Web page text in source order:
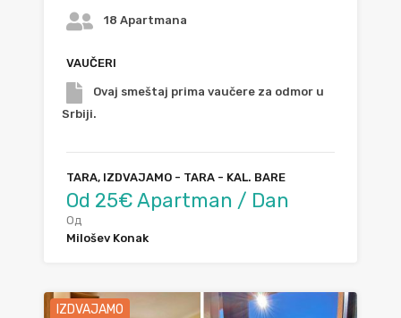
18 Apartmana
VAUČERI
Ovaj smeštaj prima vaučere za odmor u
Srbiji.
TARA, IZDVAJAMO - TARA - KAL. BARE
Od 25€ Apartman / Dan
Од
Milošev Konak
IZDVAJAMO